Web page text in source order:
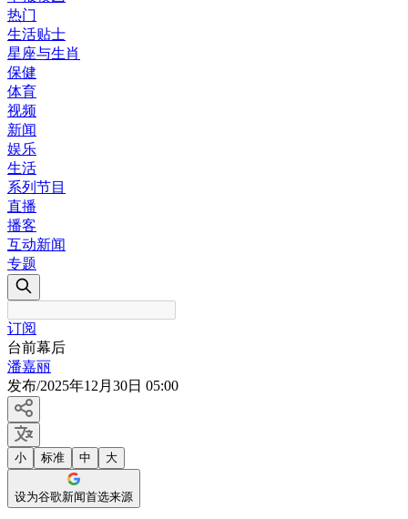
热门
生活贴士
星座与生肖
保健
体育
视频
新闻
娱乐
生活
系列节目
直播
播客
互动新闻
专题
订阅
台前幕后
潘嘉丽
发布/2025年12月30日 05:00
小 标准 中 大
设为谷歌新闻首选来源